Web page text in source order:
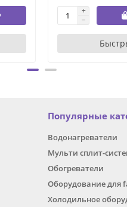
Популярные
Водонагреватели
Мульти сплит-
Обогреватели
Оборудование для
Холодильное